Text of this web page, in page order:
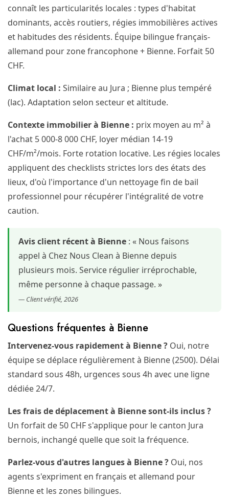
connaît les particularités locales : types d'habitat
dominants, accès routiers, régies immobilières actives
et habitudes des résidents. Équipe bilingue français-
allemand pour zone francophone + Bienne. Forfait 50
CHF.
Climat local : Similaire au Jura ; Bienne plus tempéré
(lac). Adaptation selon secteur et altitude.
Contexte immobilier à Bienne : prix moyen au m² à
l'achat 5 000-8 000 CHF, loyer médian 14-19
CHF/m²/mois. Forte rotation locative. Les régies locales
appliquent des checklists strictes lors des états des
lieux, d'où l'importance d'un nettoyage fin de bail
professionnel pour récupérer l'intégralité de votre
caution.
Avis client récent à Bienne : « Nous faisons
appel à Chez Nous Clean à Bienne depuis
plusieurs mois. Service régulier irréprochable,
même personne à chaque passage. »
— Client vérifié, 2026
Questions fréquentes à Bienne
Intervenez-vous rapidement à Bienne ? Oui, notre
équipe se déplace régulièrement à Bienne (2500). Délai
standard sous 48h, urgences sous 4h avec une ligne
dédiée 24/7.
Les frais de déplacement à Bienne sont-ils inclus ?
Un forfait de 50 CHF s'applique pour le canton Jura
bernois, inchangé quelle que soit la fréquence.
Parlez-vous d'autres langues à Bienne ? Oui, nos
agents s'expriment en français et allemand pour
Bienne et les zones bilingues.